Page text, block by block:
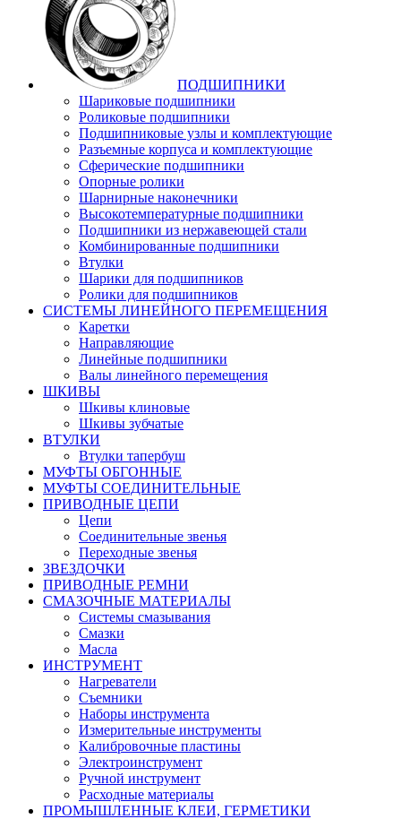
ПОДШИПНИКИ
Шариковые подшипники
Роликовые подшипники
Подшипниковые узлы и комплектующие
Разъемные корпуса и комплектующие
Сферические подшипники
Опорные ролики
Шарнирные наконечники
Высокотемпературные подшипники
Подшипники из нержавеющей стали
Комбинированные подшипники
Втулки
Шарики для подшипников
Ролики для подшипников
СИСТЕМЫ ЛИНЕЙНОГО ПЕРЕМЕЩЕНИЯ
Каретки
Направляющие
Линейные подшипники
Валы линейного перемещения
ШКИВЫ
Шкивы клиновые
Шкивы зубчатые
ВТУЛКИ
Втулки тапербуш
МУФТЫ ОБГОННЫЕ
МУФТЫ СОЕДИНИТЕЛЬНЫЕ
ПРИВОДНЫЕ ЦЕПИ
Цепи
Соединительные звенья
Переходные звенья
ЗВЕЗДОЧКИ
ПРИВОДНЫЕ РЕМНИ
СМАЗОЧНЫЕ МАТЕРИАЛЫ
Системы смазывания
Смазки
Масла
ИНСТРУМЕНТ
Нагреватели
Съемники
Наборы инструмента
Измерительные инструменты
Калибровочные пластины
Электроинструмент
Ручной инструмент
Расходные материалы
ПРОМЫШЛЕННЫЕ КЛЕИ, ГЕРМЕТИКИ